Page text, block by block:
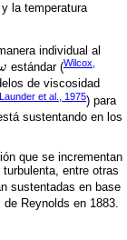
y la temperatura
individual al
estándar (Wilcox,
de viscosidad
Launder et al., 1975) para
sustentando en los
que se incrementan
entre otras
sustentadas en base
Reynolds en 1883.